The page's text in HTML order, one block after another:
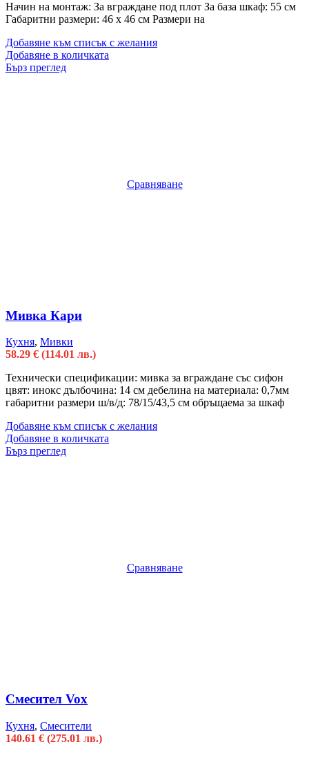
Начин на монтаж: За вграждане под плот За база шкаф: 55 см
Габаритни размери: 46 x 46 см Размери на
Добавяне към списък с желания
Добавяне в количката
Бърз преглед
Сравняване
Мивка Кари
Кухня, Мивки
58.29 € (114.01 лв.)
Технически спецификации: мивка за вграждане със сифон
цвят: инокс дълбочина: 14 см дебелина на материала: 0,7мм
габаритни размери ш/в/д: 78/15/43,5 см обръщаема за шкаф
Добавяне към списък с желания
Добавяне в количката
Бърз преглед
Сравняване
Смесител Vox
Кухня, Смесители
140.61 € (275.01 лв.)